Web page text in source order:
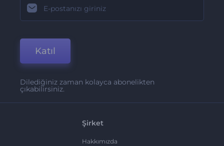
Katıl
Dilediğiniz zaman kolayca abonelikten
çıkabilirsiniz.
Şirket
Hakkımızda